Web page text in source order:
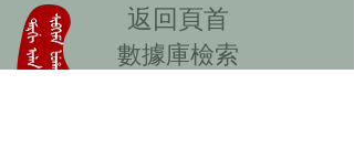
​返回頁首
數據庫檢索